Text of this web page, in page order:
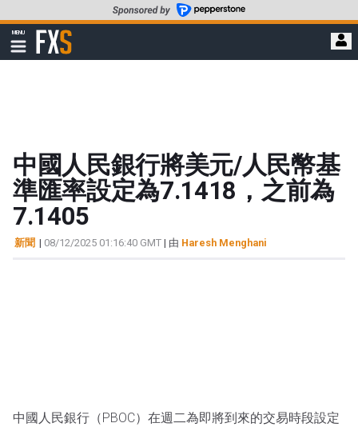
至
要
MENU
顯
示
FXStreet
中國人民銀行將美元/人民幣基
準匯率設定為7.1418，之前為
7.1405
新聞 | 08/12/2025 01:16:40 GMT | 由 Haresh Menghani
中國人民銀行（PBOC）在週二為即將到來的交易時段設定